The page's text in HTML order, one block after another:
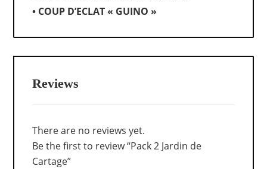
•⁠ ⁠COUP D’ECLAT « GUINO »
Reviews
There are no reviews yet.
Be the first to review “Pack 2 Jardin de
Cartage”